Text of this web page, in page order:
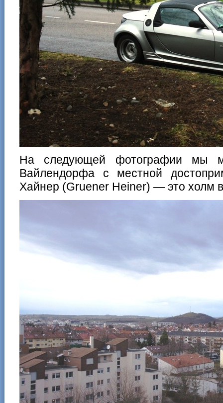
На следующей фотографии мы
Вайлендорфа с местной
Хайнер (Gruener Heiner) — это холм